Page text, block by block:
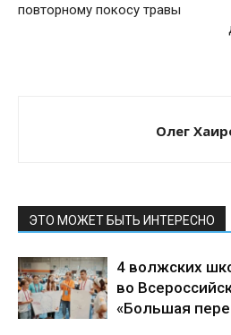
повторному покосу травы
Олег
ЭТО МОЖЕТ БЫТЬ ИНТЕРЕСНО
4 волжских
во
«Большая